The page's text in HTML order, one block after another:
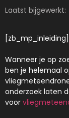
Laatst bijgewerkt:
[zb_mp_inleiding]
Wanneer je op
ben je helemaal
onderzoek laten
voor